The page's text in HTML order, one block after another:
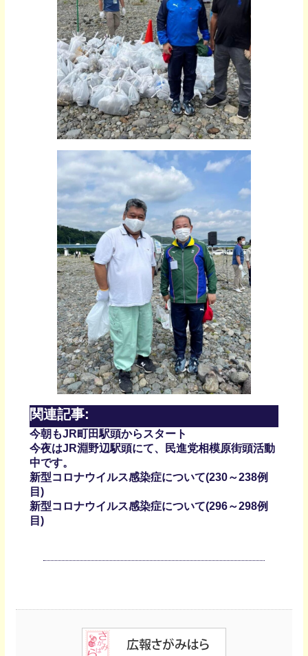
関連記事:
今朝もJR町田駅頭からスタート
今夜はJR淵野辺駅頭にて、民進党相模原街頭活動
中です。
新型コロナウイルス感染症について(230～238例
目)
新型コロナウイルス感染症について(296～298例
目)